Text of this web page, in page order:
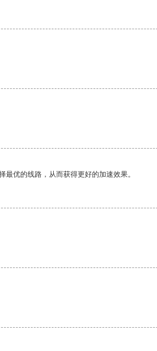
优的线路，从而获得更好的加速效果。